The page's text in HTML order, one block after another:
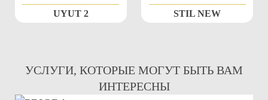
UYUT 2 STIL NEW
УСЛУГИ, КОТОРЫЕ МОГУТ БЫТЬ ВАМ
ИНТЕРЕСНЫ